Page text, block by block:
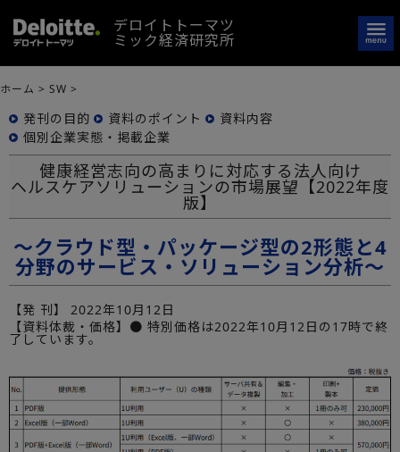
デロイトトーマツ
ミック経済研究所
ホーム > SW >
発刊の目的 資料のポイント
資料内容
個別企業実態・掲載企業
健康経営志向の高まりに対応する法人向け
ヘルスケアソリューションの市場展望【2022年度
版】
～クラウド型・パッケージ型の2形態と4
分野のサービス・ソリューション分析～
【発 刊】
2022年10月12日
【資料体裁・価格】● 特別価格は2022年10月12日の17時で終
了しています。